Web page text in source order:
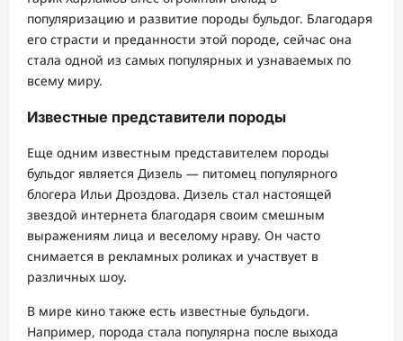
популяризацию и развитие породы бульдог. Благодаря
его страсти и преданности этой породе, сейчас она
стала одной из самых популярных и узнаваемых по
всему миру.
Известные представители породы
Еще одним известным представителем породы
бульдог является Дизель — питомец популярного
блогера Ильи Дроздова. Дизель стал настоящей
звездой интернета благодаря своим смешным
выражениям лица и веселому нраву. Он часто
снимается в рекламных роликах и участвует в
различных шоу.
В мире кино также есть известные бульдоги.
Например, порода стала популярна после выхода